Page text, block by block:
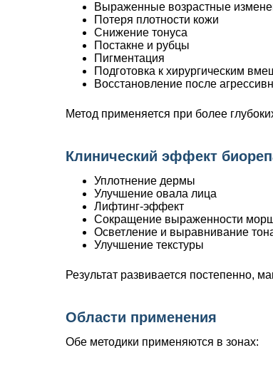
Выраженные возрастные
Потеря плотности кожи
Снижение тонуса
Постакне и рубцы
Пигментация
Подготовка к хирургическим
Восстановление после
Метод применяется при более
Клинический эффект
Уплотнение дермы
Улучшение овала лица
Лифтинг-эффект
Сокращение выраженности
Осветление и выравнивание
Улучшение текстуры
Результат развивается постепенно,
Области применения
Обе методики применяются в зонах: